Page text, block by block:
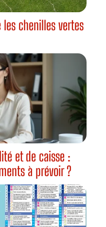
chenilles vertes
et de caisse :
à prévoir ?